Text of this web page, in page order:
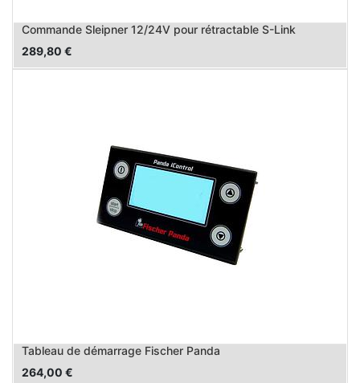
Commande Sleipner 12/24V pour rétractable S-Link
289,80 €
Tableau de démarrage Fischer Panda
264,00 €